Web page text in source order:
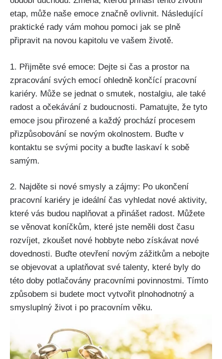
etap, může naše emoce značně ovlivnit. Následující
praktické rady vám mohou pomoci jak se plně
připravit na novou kapitolu ve vašem životě.
1. Přijměte své emoce: Dejte si čas a prostor na
zpracování svých emocí ohledně končící pracovní
kariéry. Může se jednat o smutek, nostalgiu, ale také
radost a očekávání z budoucnosti. Pamatujte, že tyto
emoce jsou přirozené a každý prochází procesem
přizpůsobování se novým okolnostem. Buďte v
kontaktu se svými pocity a buďte laskaví k sobě
samým.
2. Najděte si nové smysly a zájmy: Po ukončení
pracovní kariéry je ideální čas vyhledat nové aktivity,
které vás budou naplňovat a přinášet radost. Můžete
se věnovat koníčkům, které jste neměli dost času
rozvíjet, zkoušet nové hobbyte nebo získávat nové
dovednosti. Buďte otevření novým zážitkům a nebojte
se objevovat a uplatňovat své talenty, které byly do
této doby potlačovány pracovními povinnostmi. Tímto
způsobem si budete moct vytvořit plnohodnotný a
smysluplný život i po pracovním věku.